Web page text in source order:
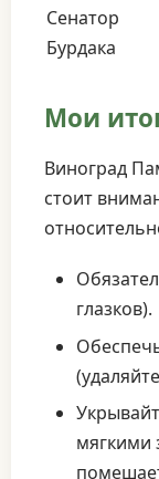
Сенатор
Бурдака
Мои
Виноград
стоит
глазков).
мягкими